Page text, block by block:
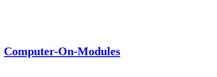
Computer-On-Modules